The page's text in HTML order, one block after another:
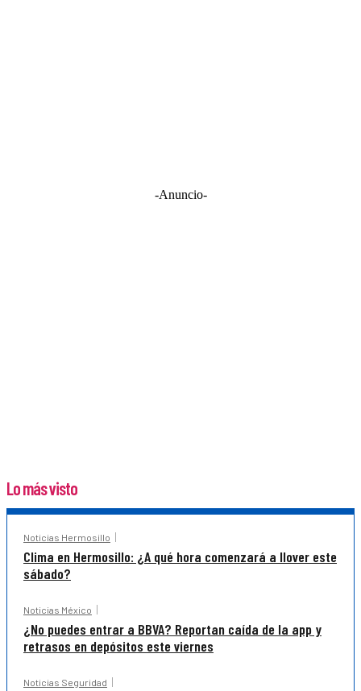
-Anuncio-
Lo más visto
Noticias Hermosillo
Clima en Hermosillo: ¿A qué hora comenzará a llover este
sábado?
Noticias México
¿No puedes entrar a BBVA? Reportan caída de la app y
retrasos en depósitos este viernes
Noticias Seguridad